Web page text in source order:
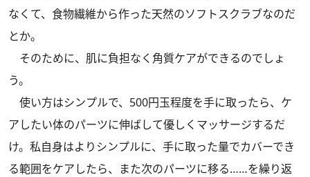
なくて、食物繊維から作った天然のソフトスクラブなのだ
とか。
そのために、肌に負担なく角質ケアができるのでしょ
う。
使い方はシンプルで、500円玉程度を手に取ったら、ケ
アしたい体のパーツに伸ばして優しくマッサージするだ
け。私自身はよりシンプルに、手に取った量でカバーでき
る範囲をケアしたら、また次のパーツに移る……を繰り返